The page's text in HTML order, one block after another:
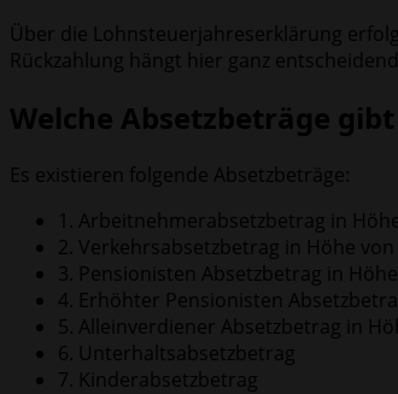
Über die Lohnsteuerjahreserklärung
Rückzahlung hängt hier ganz
Welche Absetzbeträge
Es existieren folgende Absetzbeträge:
1. Arbeitnehmerabsetzbetrag in
2. Verkehrsabsetzbetrag in Höhe von
3. Pensionisten Absetzbetrag in
4. Erhöhter Pensionisten
5. Alleinverdiener Absetzbetrag in
6. Unterhaltsabsetzbetrag
7. Kinderabsetzbetrag